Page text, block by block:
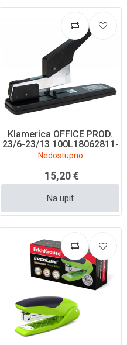
Klamerica OFFICE PROD.
23/6-23/13 100L18062811-
99
Nedostupno
15,20 €
Na upit